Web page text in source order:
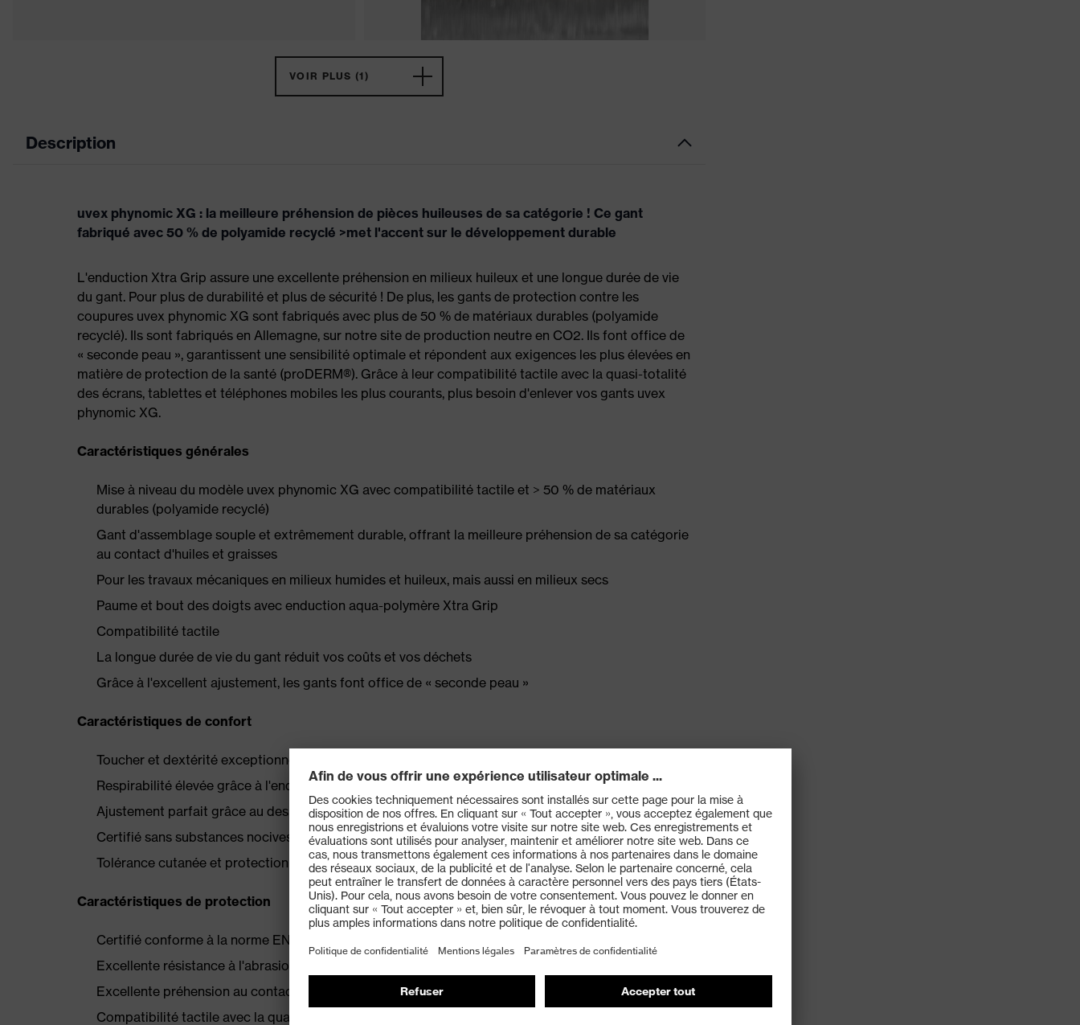
VOIR PLUS (1)
Description
uvex phynomic XG : la meilleure préhension de pièces huileuses de sa catégorie ! Ce gant
fabriqué avec 50 % de polyamide recyclé >met l'accent sur le développement durable
L'enduction Xtra Grip assure une excellente préhension en milieux huileux et une longue durée de vie
du gant. Pour plus de durabilité et plus de sécurité ! De plus, les gants de protection contre les
coupures uvex phynomic XG sont fabriqués avec plus de 50 % de matériaux durables (polyamide
recyclé). Ils sont fabriqués en Allemagne, sur notre site de production neutre en CO2. Ils font office de
« seconde peau », garantissent une sensibilité optimale et répondent aux exigences les plus élevées en
matière de protection de la santé (proDERM®). Grâce à leur compatibilité tactile avec la quasi-totalité
des écrans, tablettes et téléphones mobiles les plus courants, plus besoin d'enlever vos gants uvex
phynomic XG.
Caractéristiques générales
Mise à niveau du modèle uvex phynomic XG avec compatibilité tactile et > 50 % de matériaux
durables (polyamide recyclé)
Gant d'assemblage souple et extrêmement durable, offrant la meilleure préhension de sa catégorie
au contact d'huiles et graisses
Pour les travaux mécaniques en milieux humides et huileux, mais aussi en milieux secs
Paume et bout des doigts avec enduction aqua-polymère Xtra Grip
Compatibilité tactile
La longue durée de vie du gant réduit vos coûts et vos déchets
Grâce à l'excellent ajustement, les gants font office de « seconde peau »
Caractéristiques de confort
Toucher et dextérité exceptionnels lors du montage de pièces (huileuses)
Respirabilité élevée grâce à l'enduction poreuse
Ajustement parfait grâce au design slim fit et à la technologie 3D Ergo
Certifié sans substances nocives selon le Oeko-Tex® Standard 100
Tolérance cutanée et protection de la santé confirmées par des tests dermatologiques (proDERM)
Caractéristiques de protection
Certifié conforme à la norme EN 388 (4 1 2 1 X)
Excellente résistance à l'abrasion mécanique grâce à l'enduction aqua-polymère Xtra Grip
Excellente préhension au contact d'huiles et graisses
Compatibilité tactile avec la quasi-totalité des écrans, tablettes et téléphones mobiles les plus